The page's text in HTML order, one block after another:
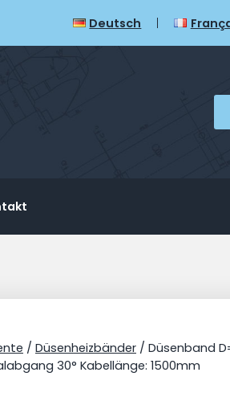
Deutsch
/ Düsenheizbänder / Düsenband
30° Kabellänge: 1500mm